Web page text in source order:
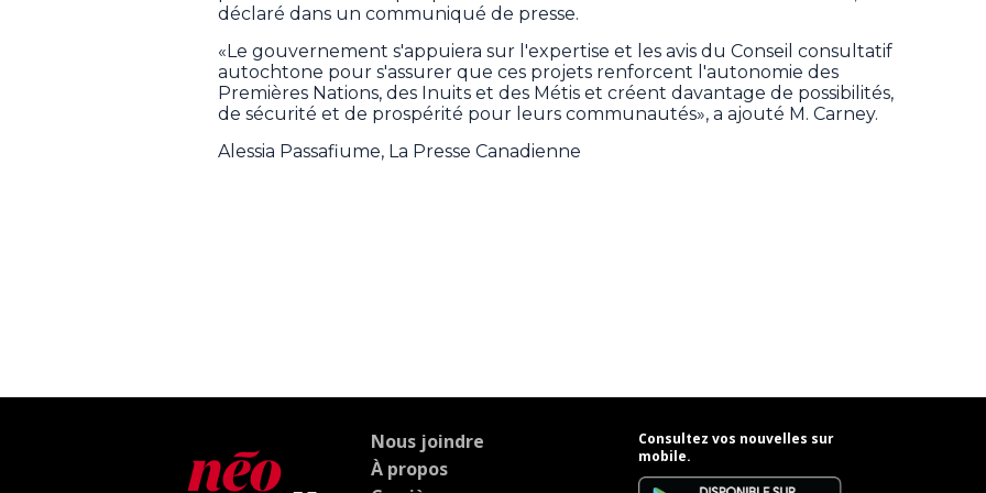
déclaré dans un communiqué de presse.
«Le gouvernement s'appuiera sur l'expertise et les avis du Conseil consultatif
autochtone pour s'assurer que ces projets renforcent l'autonomie des
Premières Nations, des Inuits et des Métis et créent davantage de possibilités,
de sécurité et de prospérité pour leurs communautés», a ajouté M. Carney.
Alessia Passafiume, La Presse Canadienne
Nous joindre
À propos
Consultez vos nouvelles sur
mobile.